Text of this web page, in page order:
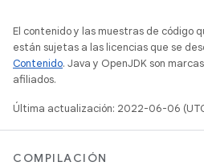
El contenido y las muestras de código
están sujetas a las licencias que se
Contenido. Java y OpenJDK son
afiliados.
Última actualización: 2022-06-06
COMPILACIÓN